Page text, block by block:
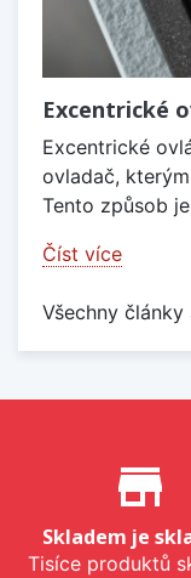
Excentrické
Excentrické
ovladač,
Tento způsob
Číst více
Všechny
Proč store_mall_directory
Skladem je
Tisíce produktů